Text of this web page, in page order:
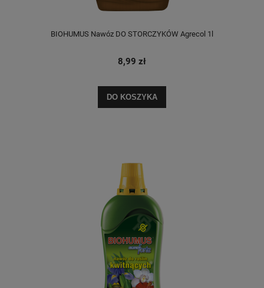
BIOHUMUS Nawóz DO STORCZYKÓW Agrecol 1l
8,99 zł
DO KOSZYKA